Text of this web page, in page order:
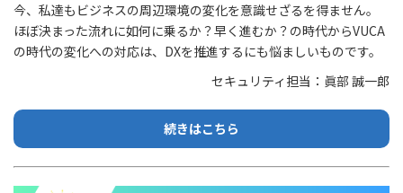
今、私達もビジネスの周辺環境の変化を意識せざるを得ません。
ほぼ決まった流れに如何に乗るか？早く進むか？の時代からVUCA
の時代の変化への対応は、DXを推進するにも悩ましいものです。
セキュリティ担当：眞部 誠一郎
続きはこちら